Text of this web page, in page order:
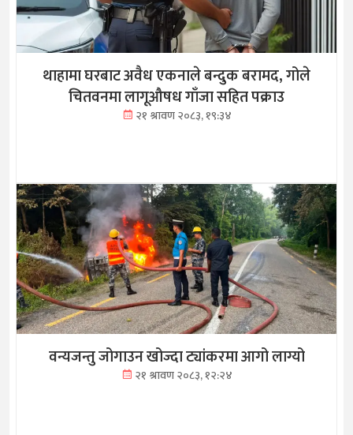
थाहामा घरबाट अवैध एकनाले बन्दुक बरामद, गोले
चितवनमा लागूऔषध गाँजा सहित पक्राउ
२१ श्रावण २०८३, १९:३४
वन्यजन्तु जोगाउन खोज्दा ट्यांकरमा आगो लाग्यो
२१ श्रावण २०८३, १२:२४